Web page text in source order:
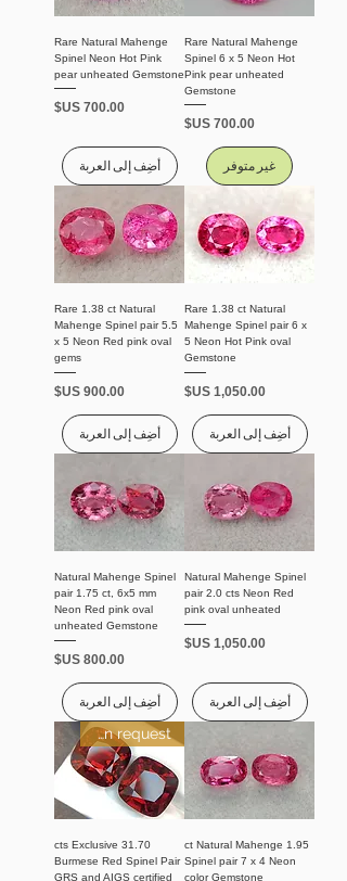
Rare Natural Mahenge
Spinel 6 x 5 Neon Hot
Pink pear unheated
Gemstone
السعر
غير متوفر
Rare Natural Mahenge
Spinel Neon Hot Pink
pear unheated Gemstone
السعر
أضِف إلى العربة
Rare 1.38 ct Natural
Mahenge Spinel pair 6 x
5 Neon Hot Pink oval
Gemstone
السعر
أضِف إلى العربة
Rare 1.38 ct Natural
Mahenge Spinel pair 5.5
x 5 Neon Red pink oval
gems
السعر
أضِف إلى العربة
Natural Mahenge Spinel
pair 2.0 cts Neon Red
pink oval unheated
السعر
أضِف إلى العربة
Natural Mahenge Spinel
pair 1.75 ct, 6x5 mm
Neon Red pink oval
unheated Gemstone
السعر
أضِف إلى العربة
1.95 ct Natural Mahenge
Spinel pair 7 x 4 Neon
color Gemstone
Price on request
31.70 cts Exclusive
Burmese Red Spinel Pair
GRS and AIGS certified